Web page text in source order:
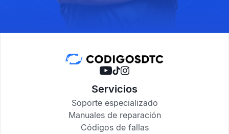
Servicios
Soporte especializado
Manuales de reparación
Códigos de fallas